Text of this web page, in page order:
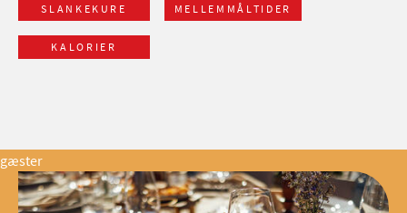
SLANKEKURE MELLEMMÅLTIDER
KALORIER
gæster